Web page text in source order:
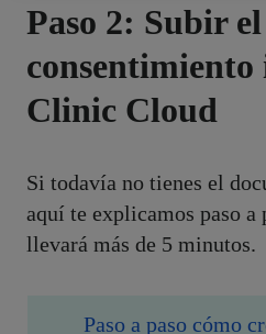
Paso 2: Subir
Clinic Cloud
Si todavía no tienes el
aquí te explicamos paso a
llevará más de 5 minutos.
Paso a paso cómo